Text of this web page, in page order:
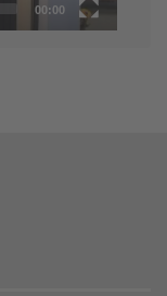
00:00